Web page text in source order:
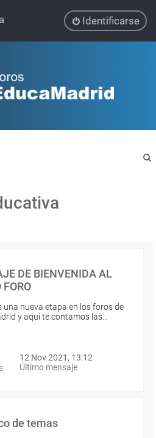
Identificarse
DE BIENVENIDA AL
FORO
una nueva etapa en los foros de
y aquí te contamos las…
12 Nov 2021, 13:12
Último mensaje
de temas